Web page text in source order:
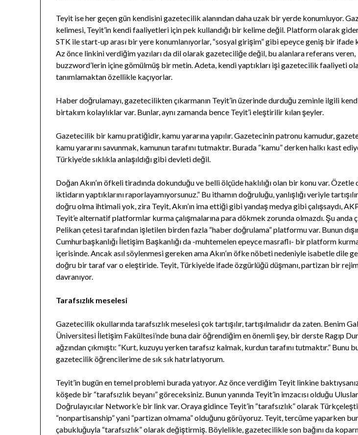
Teyit ise her geçen gün kendisini gazetecilik alanından daha uzak bir yerde konumluyor.
kelimesi, Teyit’in kendi faaliyetleri için pek kullandığı bir kelime değil. Platform olarak
STK ile start-up arası bir yere konumlanıyorlar, “sosyal girişim” gibi epeyce geniş bir ifade
Az önce linkini verdiğim yazıları da dil olarak gazeteciliğe değil, bu alanlara referans veren,
buzzword’lerin içine gömülmüş bir metin. Adeta, kendi yaptıkları işi gazetecilik faaliyeti
tanımlamaktan özellikle kaçıyorlar.
Haber doğrulamayı, gazetecilikten çıkarmanın Teyit’in üzerinde durduğu zeminle ilgili
birtakım kolaylıklar var. Bunlar, aynı zamanda bence Teyit’i eleştirilir kılan şeyler.
Gazetecilik bir kamu pratiğidir, kamu yararına yapılır. Gazetecinin patronu kamudur,
kamu yararını savunmak, kamunun tarafını tutmaktır. Burada “kamu” derken halkı kast
Türkiye’de sıklıkla anlaşıldığı gibi devleti değil.
Doğan Akın’ın öfkeli tiradında dokunduğu ve belli ölçüde haklılığı olan bir konu var.
iktidarın yaptıklarını raporlayamıyorsunuz.” Bu ithamın doğruluğu, yanlışlığı veriyle
doğru olma ihtimali yok, zira Teyit, Akın’ın ima ettiği gibi yandaş medya gibi çalışsaydı,
Teyit’e alternatif platformlar kurma çalışmalarına para dökmek zorunda olmazdı. Şu anda
Pelikan çetesi tarafından işletilen birden fazla “haber doğrulama” platformu var. Bunun
Cumhurbaşkanlığı İletişim Başkanlığı da -muhtemelen epeyce masraflı- bir platform
içerisinde. Ancak asıl söylenmesi gereken ama Akın’ın öfke nöbeti nedeniyle isabetle dile
doğru bir taraf var o eleştiride. Teyit, Türkiye’de ifade özgürlüğü düşmanı, partizan bir
davranıyor.
Tarafsızlık meselesi
Gazetecilik okullarında tarafsızlık meselesi çok tartışılır, tartışılmalıdır da zaten. Benim
Üniversitesi İletişim Fakültesi’nde buna dair öğrendiğim en önemli şey, bir derste Ragıp
ağzından çıkmıştı: “Kurt, kuzuyu yerken tarafsız kalmak, kurdun tarafını tutmaktır.” Bunu
gazetecilik öğrencilerime de sık sık hatırlatıyorum.
Teyit’in bugün en temel problemi burada yatıyor. Az önce verdiğim Teyit linkine
köşede bir “tarafsızlık beyanı” göreceksiniz. Bunun yanında Teyit’in imzacısı olduğu
Doğrulayıcılar Network’e bir link var. Oraya gidince Teyit’in “tarafsızlık” olarak
“nonpartisanship” yani “partizan olmama” olduğunu görüyoruz. Teyit, tercüme yaparken
çabukluğuyla “tarafsızlık” olarak değiştirmiş. Böylelikle, gazetecilikle son bağını da